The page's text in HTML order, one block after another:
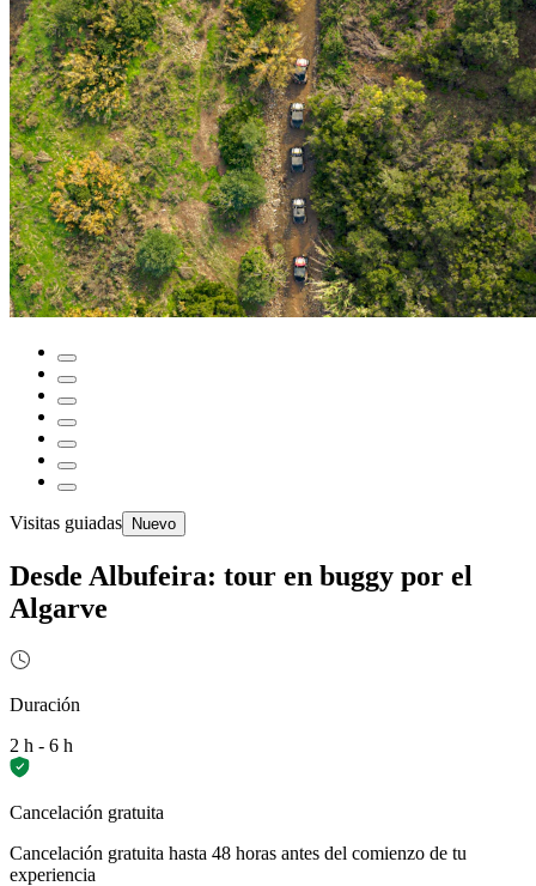
Visitas guiadas Nuevo
Desde Albufeira: tour en buggy por el
Algarve
Duración
2 h - 6 h
Cancelación gratuita
Cancelación gratuita hasta 48 horas antes del comienzo de tu
experiencia